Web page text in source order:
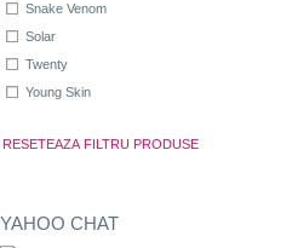
Snake Venom
Solar
Twenty
Young Skin
YAHOO CHAT